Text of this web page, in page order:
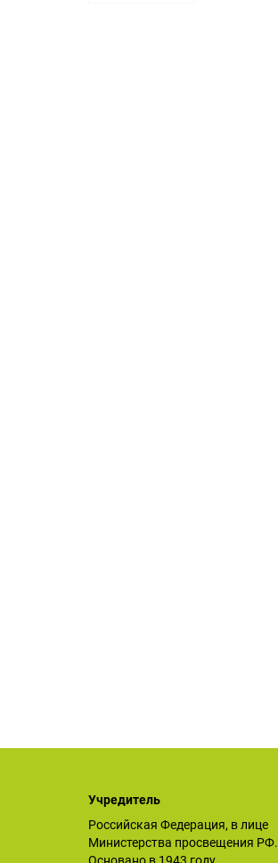
Учредитель
Российская Федерация, в лице
Министерства просвещения РФ.